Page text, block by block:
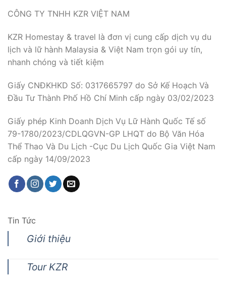
CÔNG TY TNHH KZR VIỆT NAM
KZR Homestay & travel là đơn vị cung cấp dịch vụ du
lịch và lữ hành Malaysia & Việt Nam trọn gói uy tín,
nhanh chóng và tiết kiệm
Giấy CNĐKHKD Số: 0317665797 do Sở Kế Hoạch Và
Đầu Tư Thành Phố Hồ Chí Minh cấp ngày 03/02/2023
Giấy phép Kinh Doanh Dịch Vụ Lữ Hành Quốc Tế số
79-1780/2023/CDLQGVN-GP LHQT do Bộ Văn Hóa
Thể Thao Và Du Lịch -Cục Du Lịch Quốc Gia Việt Nam
cấp ngày 14/09/2023
Tin Tức
Giới thiệu
Tour KZR